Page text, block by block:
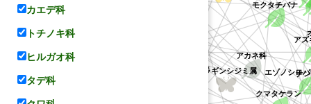
シ
ワウラジロガシ
エゾ
コウトウシジミ属
(マ
ナンバ
オオバヤシャブシ
(イセハナビ属の不特定種)
ムラサキカタバミ
カエデ科
トチノキ科
ヒルガオ科
タデ科